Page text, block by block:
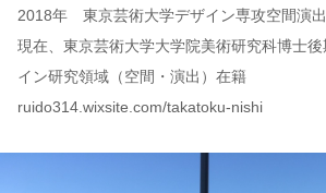
2018年 東京芸術大学デザイン専攻空間演
現在、東京芸術大学大学院美術研究科博士
イン研究領域（空間・演出）在籍
ruido314.wixsite.com/takatoku-nishi